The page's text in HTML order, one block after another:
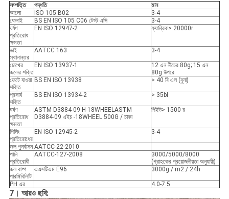
সম্পত্তি পদ্ধতি
মান
আলো
ISO 105 B02
3-4
ধোলাই
BS EN ISO 105 C06 টেস্ট এসি
3-4
ঘর্ষণ
প্রতিরোধ
ক্ষমতা
EN ISO 12947-2 ফ্যাব্রিক> 20000r
ডাই
স্থানান্তর
AATCC 163 3-4
চোখের
জলের শক্তি
EN ISO 13937-1
12 এন নীচের 80g; 15 এন
80g উপরে
ফেটে যাওয়া
শক্তি
BS EN ISO 13938 > 40 বি এল (বুনা)
প্রসার্য
শক্তি
BS EN ISO 13934-2 > 35bl
ঘর্ষণ
প্রতিরোধ
ক্ষমতা
ASTM D3884-09 H-18WHEELASTM
D3884-09 এইচ -18WHEEL 500G / চাকা
পিইউ> 1500 র
পিলিং
প্রতিরোধের
EN ISO 12945-2 3-4
জল পুনর্বাসন AATCC-22-2010
পানি
প্রতিরোধী
AATCC-127-2008
3000/5000/8000
(গ্রাহকের প্রয়োজনীয়তা অনুযায়ী)
জল বাষ্প
পারমিবিলিটি
এএসটিএম E96 3000g / m2 / 24h
PH এর 4.0-7.5
7। আরও ছবি: